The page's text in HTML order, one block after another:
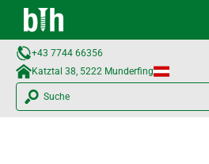
+43 7744 66356
Katztal 38, 5222 Munderfing
Suche